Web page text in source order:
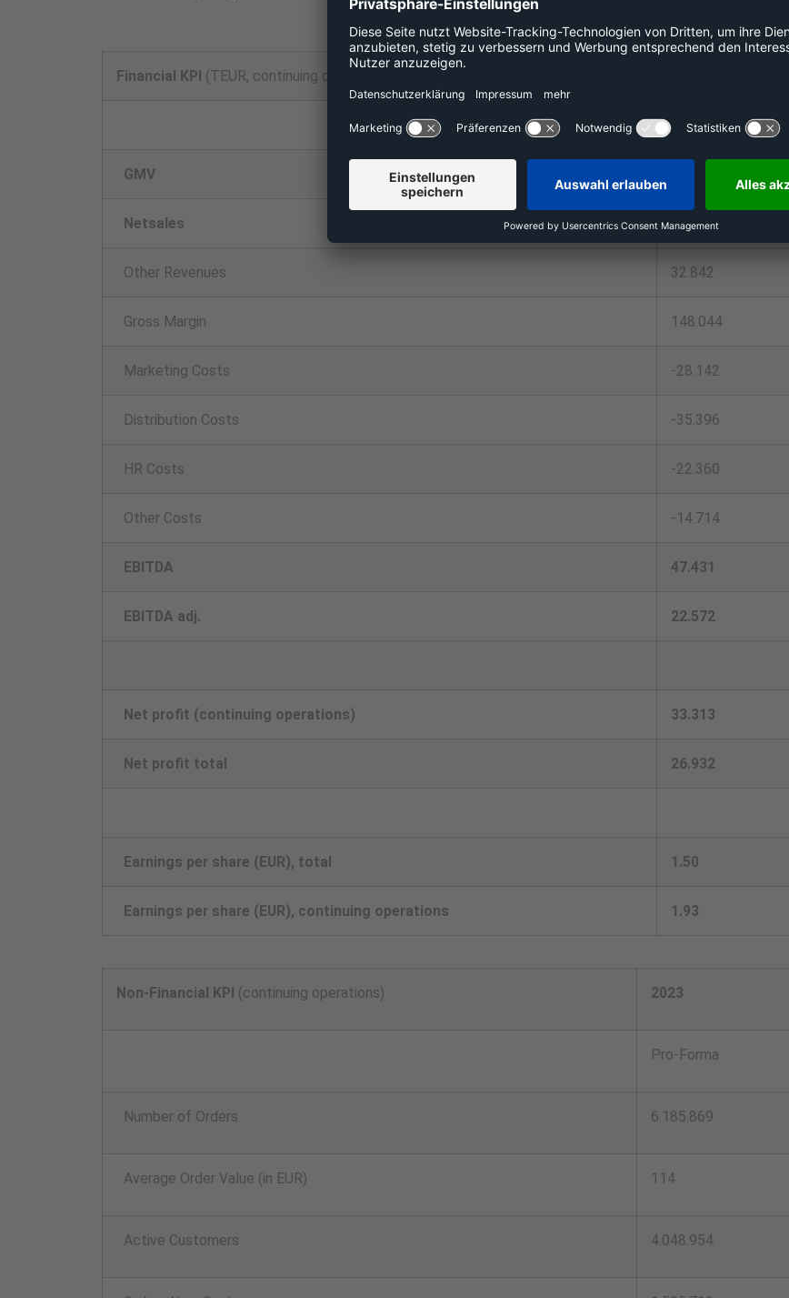
Financial KPI (TEUR, continuing operations)
Pro-Forma
GMV
Netsales 440.767
Other Revenues 32.842
Gross Margin 148.044
Marketing Costs -28.142
Distribution Costs -35.396
HR Costs -22.360
Other Costs -14.714
EBITDA 47.431
EBITDA adj. 22.572
Net profit (continuing operations) 33.313
Net profit total 26.932
Earnings per share (EUR), total 1.50
Earnings per share (EUR), continuing operations 1.93
Non-Financial KPI (continuing operations) 2023
Pro-Forma
Number of Orders 6.185.869
Average Order Value (in EUR) 114
Active Customers 4.048.954